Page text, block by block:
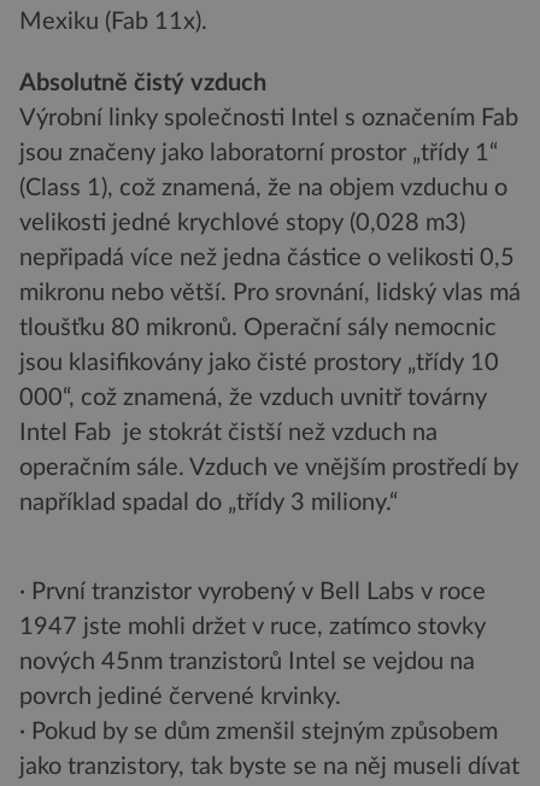
Mexiku (Fab 11x).
Absolutně čistý vzduch
Výrobní linky společnosti Intel s označením Fab
jsou značeny jako laboratorní prostor „třídy 1“
(Class 1), což znamená, že na objem vzduchu o
velikosti jedné krychlové stopy (0,028 m3)
nepřipadá více než jedna částice o velikosti 0,5
mikronu nebo větší. Pro srovnání, lidský vlas má
tloušťku 80 mikronů. Operační sály nemocnic
jsou klasifikovány jako čisté prostory „třídy 10
000“, což znamená, že vzduch uvnitř továrny
Intel Fab je stokrát čistší než vzduch na
operačním sále. Vzduch ve vnějším prostředí by
například spadal do „třídy 3 miliony.“
· První tranzistor vyrobený v Bell Labs v roce
1947 jste mohli držet v ruce, zatímco stovky
nových 45nm tranzistorů Intel se vejdou na
povrch jediné červené krvinky.
· Pokud by se dům zmenšil stejným způsobem
jako tranzistory, tak byste se na něj museli dívat